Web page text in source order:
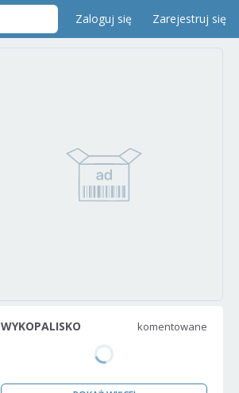
Zaloguj się Zarejestruj się
WYKOPALISKO komentowane